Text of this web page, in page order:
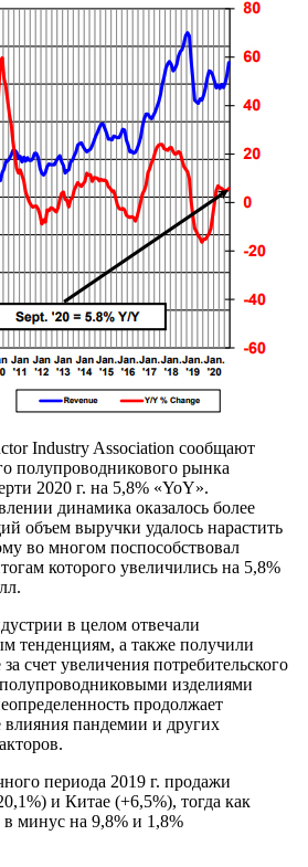
Industry Association сообщают
полупроводникового рынка
2020 г. на 5,8% «YoY».
динамика оказалось более
объем выручки удалось нарастить
во многом поспособствовал
которого увеличились на 5,8%
в целом отвечали
тенденциям, а также получили
счет увеличения потребительского
изделиями
продолжает
влияния пандемии и других
периода 2019 г. продажи
и Китае (+6,5%), тогда как
минус на 9,8% и 1,8%